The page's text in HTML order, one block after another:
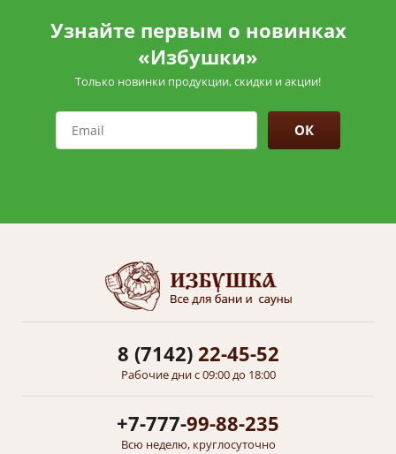
Узнайте первым о новинках
«Избушки»
Только новинки продукции, скидки и акции!
ОК
8 (7142)22-45-52
Рабочие дни с 09:00 до 18:00
+7-777-99-88-235
Всю неделю, круглосуточно